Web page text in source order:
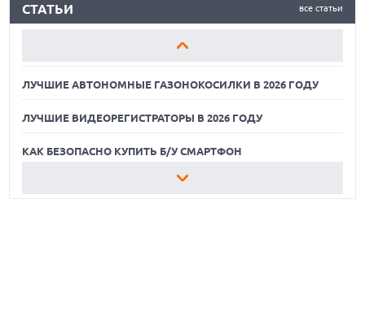
все статьи
СТАТЬИ
КАК БЕЗОПАСНО КУПИТЬ Б/У СМАРТФОН
ЛУЧШИЕ АВТОНОМНЫЕ ГАЗОНОКОСИЛКИ В 2026 ГОДУ
ЛУЧШИЕ ВИДЕОРЕГИСТРАТОРЫ В 2026 ГОДУ
КАК БЕЗОПАСНО КУПИТЬ Б/У СМАРТФОН
ЛУЧШИЕ АВТОНОМНЫЕ ГАЗОНОКОСИЛКИ В 2026 ГОДУ